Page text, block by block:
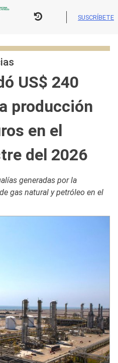
SUSCRÍBETE
US$ 240
producción
en el
del 2026
generadas por la
gas natural y petróleo en el